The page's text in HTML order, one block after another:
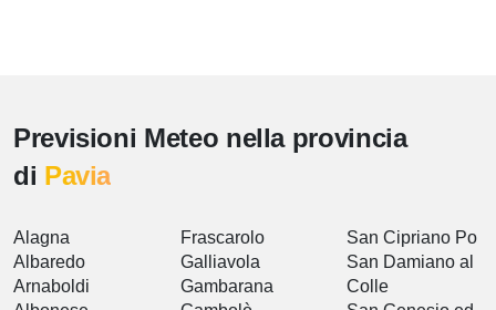
Previsioni Meteo nella provincia
di Pavia
Alagna
Albaredo
Arnaboldi
Frascarolo
Galliavola
Gambarana
San Cipriano Po
San Damiano al
Colle